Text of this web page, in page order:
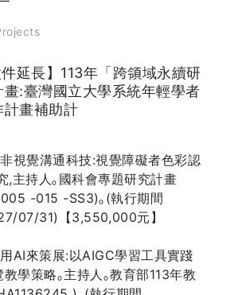
件延長】113年「跨領域永續研
畫:臺灣國立大學系統年輕學者
計畫補助計
視覺溝通科技:視覺障礙者色彩認
,主持人｡國科會專題研究計畫
-015 -SS3)｡(執行期間
07/31)【3,550,000元】
AI來策展:以AIGC學習工具實踐
學策略｡主持人｡教育部113年教